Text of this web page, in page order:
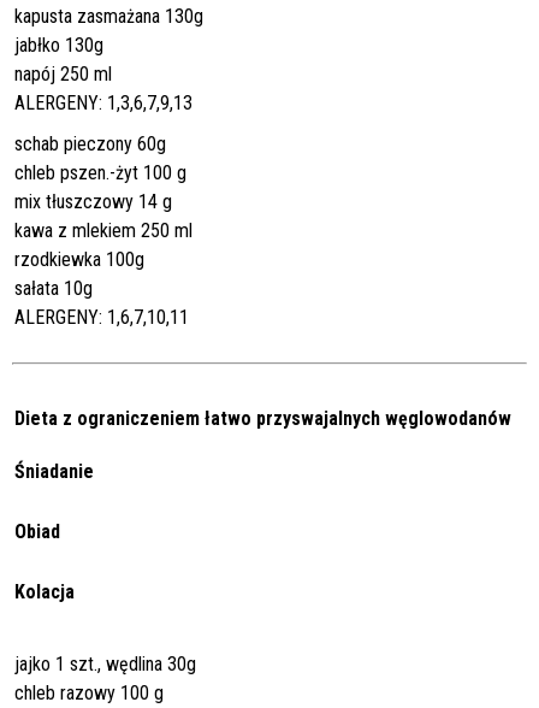
kapusta zasmażana 130g
jabłko 130g
napój 250 ml
ALERGENY: 1,3,6,7,9,13
schab pieczony 60g
chleb pszen.-żyt 100 g
mix tłuszczowy 14 g
kawa z mlekiem 250 ml
rzodkiewka 100g
sałata 10g
ALERGENY: 1,6,7,10,11
Dieta z ograniczeniem łatwo przyswajalnych węglowodanów
Śniadanie
Obiad
Kolacja
jajko 1 szt., wędlina 30g
chleb razowy 100 g